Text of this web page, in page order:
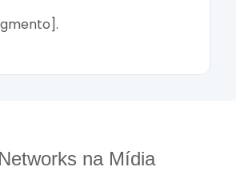
na Mídia